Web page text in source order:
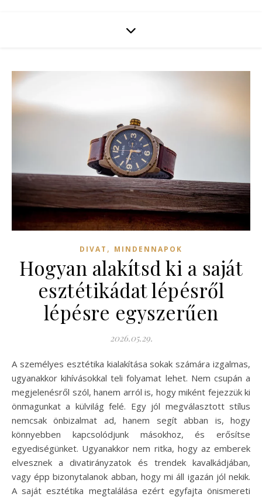
DIVAT , MINDENNAPOK
Hogyan alakítsd ki a saját
esztétikádat lépésről
lépésre egyszerűen
2026.05.29.
A személyes esztétika kialakítása sokak számára izgalmas,
ugyanakkor kihívásokkal teli folyamat lehet. Nem csupán a
megjelenésről szól, hanem arról is, hogy miként fejezzük ki
önmagunkat a külvilág felé. Egy jól megválasztott stílus
nemcsak önbizalmat ad, hanem segít abban is, hogy
könnyebben kapcsolódjunk másokhoz, és erősítse
egyediségünket. Ugyanakkor nem ritka, hogy az emberek
elvesznek a divatirányzatok és trendek kavalkádjában,
vagy épp bizonytalanok abban, hogy mi áll igazán jól nekik.
A saját esztétika megtalálása ezért egyfajta önismereti